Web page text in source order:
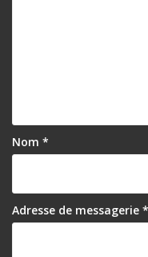
Nom *
Adresse de messagerie *